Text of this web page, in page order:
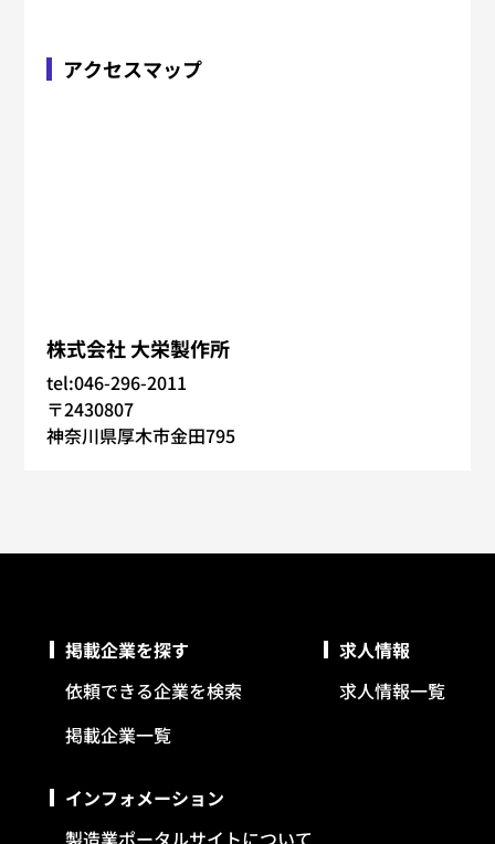
アクセスマップ
株式会社 大栄製作所
tel:046-296-2011
〒2430807
神奈川県厚木市金田795
掲載企業を探す
依頼できる企業を検索
掲載企業一覧
求人情報
求人情報一覧
インフォメーション